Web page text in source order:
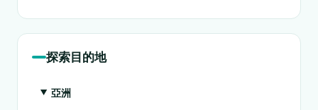
探索目的地
亞洲